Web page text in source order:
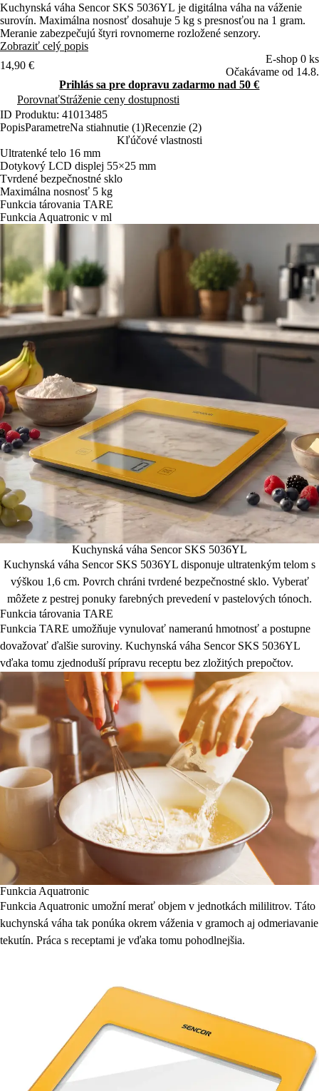
Kuchynská váha Sencor SKS 5036YL je digitálna váha na váženie
surovín. Maximálna nosnosť dosahuje 5 kg s presnosťou na 1 gram.
Meranie zabezpečujú štyri rovnomerne rozložené senzory.
Zobraziť celý popis
14,90 €
E-shop 0 ks
Očakávame od 14.8.
Prihlás sa pre dopravu zadarmo nad 50 €
PorovnaťStráženie ceny dostupnosti
ID Produktu: 41013485
PopisParametreNa stiahnutie (1)Recenzie (2)
Kľúčové vlastnosti
Ultratenké telo 16 mm
Dotykový LCD displej 55×25 mm
Tvrdené bezpečnostné sklo
Maximálna nosnosť 5 kg
Funkcia tárovania TARE
Funkcia Aquatronic v ml
Kuchynská váha Sencor SKS 5036YL
Kuchynská váha Sencor SKS 5036YL disponuje ultratenkým telom s
výškou 1,6 cm. Povrch chráni tvrdené bezpečnostné sklo. Vyberať
môžete z pestrej ponuky farebných prevedení v pastelových tónoch.
Funkcia tárovania TARE
Funkcia TARE umožňuje vynulovať nameranú hmotnosť a postupne
dovažovať ďalšie suroviny. Kuchynská váha Sencor SKS 5036YL
vďaka tomu zjednoduší prípravu receptu bez zložitých prepočtov.
Funkcia Aquatronic
Funkcia Aquatronic umožní merať objem v jednotkách mililitrov. Táto
kuchynská váha tak ponúka okrem váženia v gramoch aj odmeriavanie
tekutín. Práca s receptami je vďaka tomu pohodlnejšia.